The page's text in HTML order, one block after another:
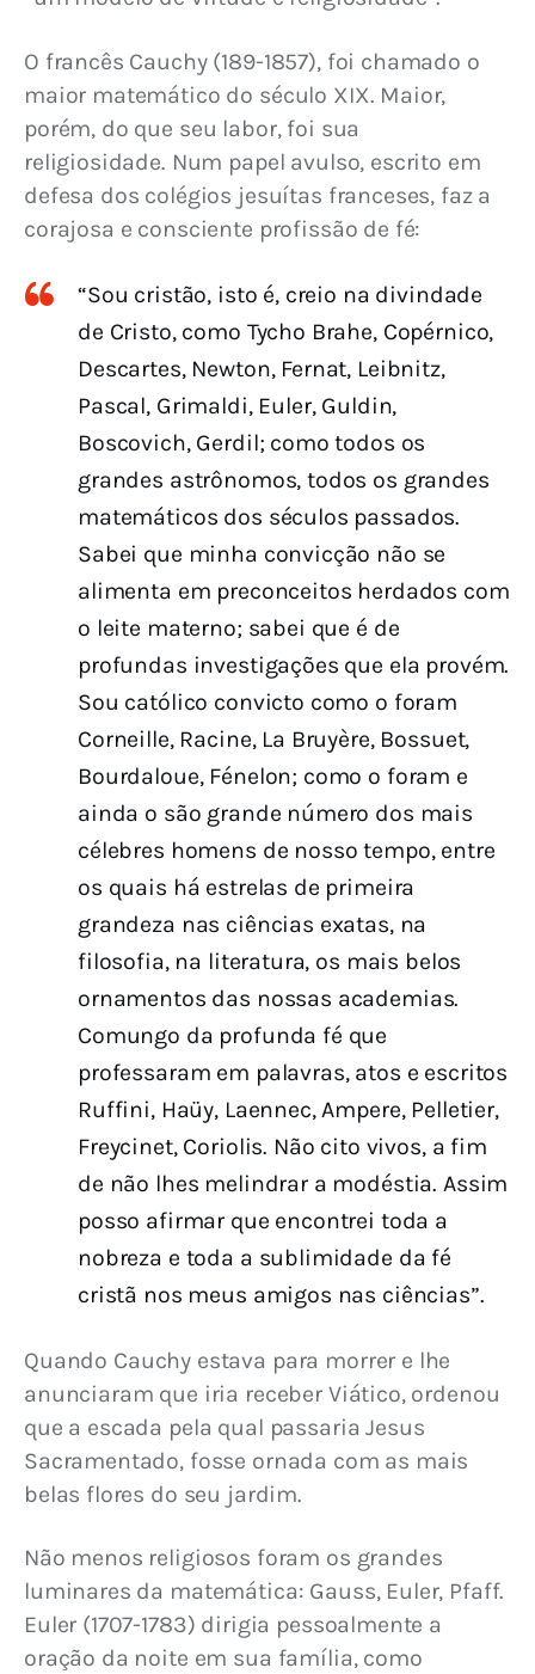
O francês Cauchy (189-1857), foi chamado o
maior matemático do século XIX. Maior,
porém, do que seu labor, foi sua
religiosidade. Num papel avulso, escrito em
defesa dos colégios jesuítas franceses, faz a
corajosa e consciente profissão de fé:
“Sou cristão, isto é, creio na divindade
de Cristo, como Tycho Brahe, Copérnico,
Descartes, Newton, Fernat, Leibnitz,
Pascal, Grimaldi, Euler, Guldin,
Boscovich, Gerdil; como todos os
grandes astrônomos, todos os grandes
matemáticos dos séculos passados.
Sabei que minha convicção não se
alimenta em preconceitos herdados com
o leite materno; sabei que é de
profundas investigações que ela provém.
Sou católico convicto como o foram
Corneille, Racine, La Bruyère, Bossuet,
Bourdaloue, Fénelon; como o foram e
ainda o são grande número dos mais
célebres homens de nosso tempo, entre
os quais há estrelas de primeira
grandeza nas ciências exatas, na
filosofia, na literatura, os mais belos
ornamentos das nossas academias.
Comungo da profunda fé que
professaram em palavras, atos e escritos
Ruffini, Haüy, Laennec, Ampere, Pelletier,
Freycinet, Coriolis. Não cito vivos, a fim
de não lhes melindrar a modéstia. Assim
posso afirmar que encontrei toda a
nobreza e toda a sublimidade da fé
cristã nos meus amigos nas ciências”.
Quando Cauchy estava para morrer e lhe
anunciaram que iria receber Viático, ordenou
que a escada pela qual passaria Jesus
Sacramentado, fosse ornada com as mais
belas flores do seu jardim.
Não menos religiosos foram os grandes
luminares da matemática: Gauss, Euler, Pfaff.
Euler (1707-1783) dirigia pessoalmente a
oração da noite em sua família, como